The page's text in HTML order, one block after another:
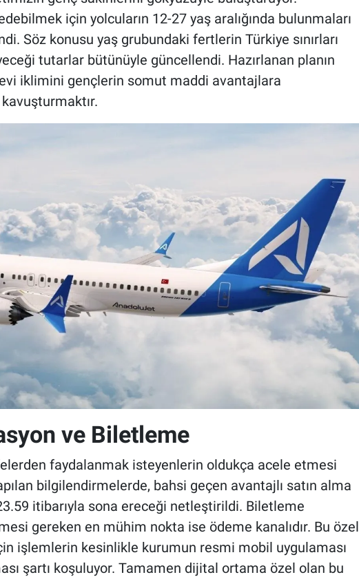
için yolcuların 12-27 yaş aralığında bulunmaları
Söz konusu yaş grubundaki fertlerin Türkiye sınırları
tutarlar bütünüyle güncellendi. Hazırlanan planın
iklimini gençlerin somut maddi avantajlara
ve Biletleme
faydalanmak isteyenlerin oldukça acele etmesi
bilgilendirmelerde, bahsi geçen avantajlı satın alma
itibarıyla sona ereceği netleştirildi. Biletleme
gereken en mühim nokta ise ödeme kanalıdır. Bu özel
işlemlerin kesinlikle kurumun resmi mobil uygulaması
şartı koşuluyor. Tamamen dijital ortama özel olan bu